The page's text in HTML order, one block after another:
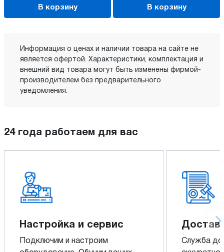
В корзину В корзину
Информация о ценах и наличии товара на сайте не
является офертой. Характеристики, комплектация и
внешний вид товара могут быть изменены фирмой-
производителем без предварительного
уведомления.
24 года работаем для вас
Настройка и сервис
Подключим и настроим
Служба